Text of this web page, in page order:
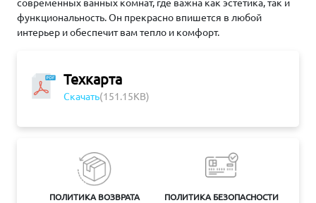
Техкарта
Скачать(151.15KB)
ПОЛИТИКА ВОЗВРАТА ПОЛИТИКА БЕЗОПАСНОСТИ
функциональность. Он прекрасно впишется в любой
интерьер и обеспечит вам тепло и комфорт.